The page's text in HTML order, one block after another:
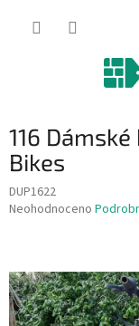
116
Bikes
DUP1622
Průměrné
0,0
z
5
Neohodnoceno